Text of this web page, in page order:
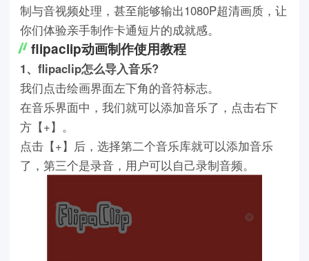
制与音视频处理，甚至能够输出1080P超清画质，让
你们体验亲手制作卡通短片的成就感。
flipaclip动画制作使用教程
1、flipaclip怎么导入音乐?
我们点击绘画界面左下角的音符标志。
在音乐界面中，我们就可以添加音乐了，点击右下
方【+】。
点击【+】后，选择第二个音乐库就可以添加音乐
了，第三个是录音，用户可以自己录制音频。